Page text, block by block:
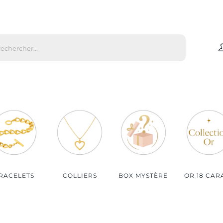
Bijoux Argent
Bijoux Plaqué Or
Bijoux Plaqué Or Rosé
Bijoux Homme
Bijoux Enfant
COLLIERS BOX MYSTÈRE OR 18